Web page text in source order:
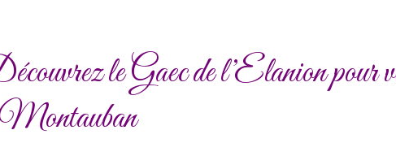
le Gaec de l’Elanion pour